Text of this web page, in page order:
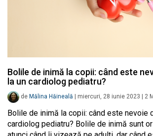
Bolile de inimă la copii: când este
la un cardiolog pediatru?
de Mălina Hăineală miercuri, 28 iunie 2023 2
Bolile de inimă la copii: când este nevoie
cardiolog pediatru? Bolile de inimă sunt